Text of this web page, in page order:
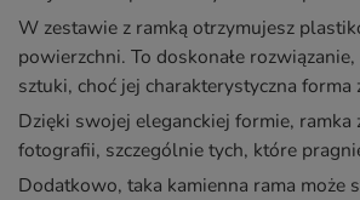
W zestawie z ramką otrzymujesz
powierzchni. To doskonałe
sztuki, choć jej charakterystyczna
Dzięki swojej eleganckiej formie,
fotografii, szczególnie tych, które
Dodatkowo, taka kamienna rama